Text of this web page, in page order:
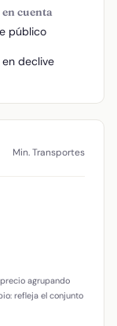
cuenta
público
declive
Min. Transportes
agrupando
refleja el conjunto